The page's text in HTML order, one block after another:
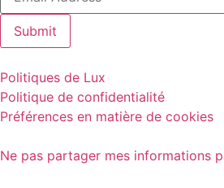
Politiques de Lux
Politique de confidentialité
Préférences en matière de cookies
Ne pas partager mes informations